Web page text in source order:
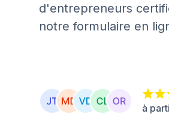
d'entrepreneurs
notre formulaire en
à